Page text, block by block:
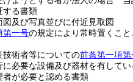
する書類
図及び写真並びに付近見取図
第一号の規定により常時置くこ
技術者等についての前条第一項第
に必要な設備及び器材を有して
者が必要と認める書類